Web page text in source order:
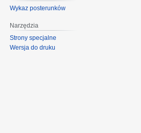
Wykaz posterunków
Narzędzia
Strony specjalne
Wersja do druku